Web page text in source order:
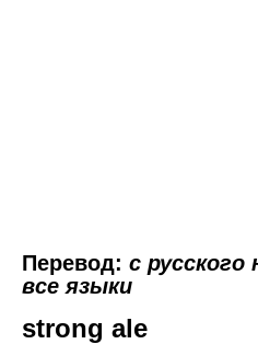
Перевод: с русского
все языки
strong ale